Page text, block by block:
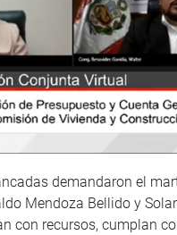
demandaron el
Mendoza Bellido y
con recursos, cumplan